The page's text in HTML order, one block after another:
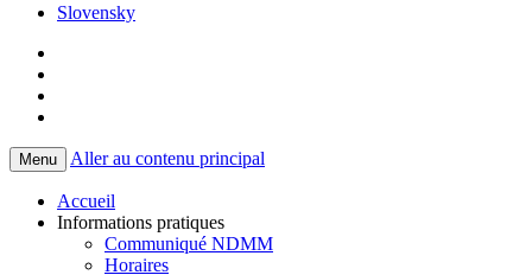
Slovensky
Menu Aller au contenu principal
Accueil
Informations pratiques
Communiqué NDMM
Horaires